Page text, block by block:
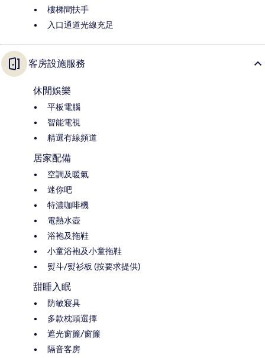
樓梯間扶手
入口通道光線充足
客房設施服務
休閒娛樂
平板電腦
智能電視
精選有線頻道
居家配備
空調及暖氣
迷你吧
特濃咖啡機
電熱水壺
浴袍及拖鞋
小童浴袍及小童拖鞋
熨斗/熨衫板 (按要求提供)
甜睡入眠
防敏寢具
多款枕頭選擇
遮光窗簾/窗簾
隔音客房